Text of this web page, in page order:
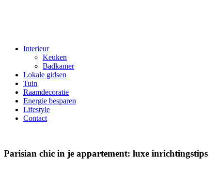
Interieur
Keuken
Badkamer
Lokale gidsen
Tuin
Raamdecoratie
Energie besparen
Lifestyle
Contact
Parisian chic in je appartement: luxe inrichtingstips